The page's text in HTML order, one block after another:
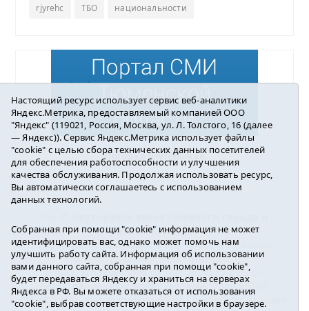
rjyrehc ТБО национальности
Погода в Ялуторовске
района2016-2023
Учредитель: АНО «ИИЦ « Ялуторовская жизнь».
Главный редактор: Вешкурцева С.П.
E-mail:yznaet@inbox.ruТел.: 8(34535)2-02-51
Регистрационный номер ЭЛ № ФС 77-64937 от
24.02.2016г. выдан Федеральной службой по надзору
Настоящий ресурс использует сервис веб-аналитики
Яндекс.Метрика, предоставляемый компанией ООО
"Яндекс" (119021, Россия, Москва, ул. Л. Толстого, 16 (далее
— Яндекс)). Сервис Яндекс.Метрика использует файлы
"cookie" с целью сбора технических данных посетителей
для обеспечения работоспособности и улучшения
качества обслуживания. Продолжая использовать ресурс,
Вы автоматически соглашаетесь с использованием
данных технологий.
Собранная при помощи "cookie" информация не может
идентифицировать вас, однако может помочь нам
улучшить работу сайта. Информация об использовании
вами данного сайта, собранная при помощи "cookie",
будет передаваться Яндексу и храниться на серверах
Яндекса в РФ. Вы можете отказаться от использования
"cookie", выбрав соответствующие настройки в браузере.